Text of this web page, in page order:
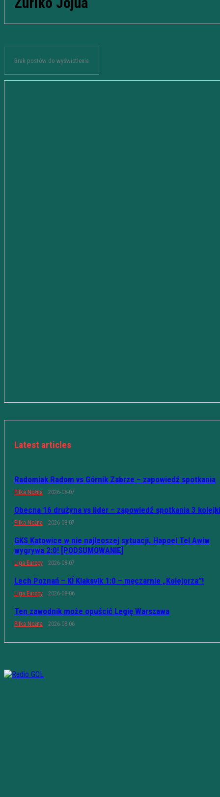
Brak postów do wyświetlenia
Latest articles
Radomiak Radom vs Górnik Zabrze – zapowiedź spotkania
Piłka Nożna 2026-08-07
Obecna 16 drużyna vs lider – zapowiedź spotkania 3 kolejki
Piłka Nożna 2026-08-07
GKS Katowice w nie najleoszej sytuacji. Hapoel Tel Awiw
wygrywa 2:0! [PODSUMOWANIE]
Liga Europy 2026-08-07
Lech Poznań – KÍ Klaksvík 1:0 – męczarnie „Kolejorza”!
Liga Europy 2026-08-06
Ten zawodnik może opuścić Legię Warszawa
Piłka Nożna 2026-08-06